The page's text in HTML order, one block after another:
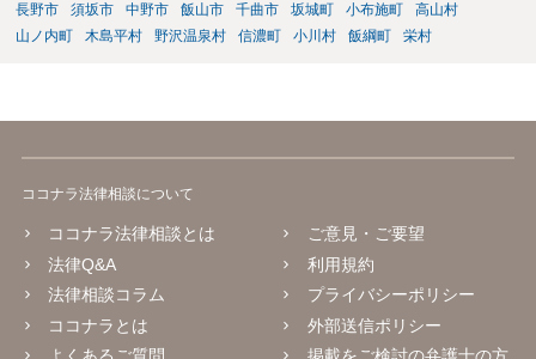
長野市
須坂市 中野市 飯山市 千曲市 坂城町 小布施町
高山村
山ノ内町
木島平村 野沢温泉村 信濃町 小川村 飯綱町 栄村
ココナラ法律相談について
ココナラ法律相談とは
法律Q&A
法律相談コラム
ココナラとは
ご意見・ご要望
利用規約
プライバシーポリシー
外部送信ポリシー